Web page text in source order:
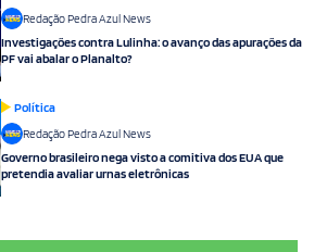
Redação Pedra Azul News
Investigações contra Lulinha: o avanço das apurações da
PF vai abalar o Planalto?
Política
Redação Pedra Azul News
Governo brasileiro nega visto a comitiva dos EUA que
pretendia avaliar urnas eletrônicas